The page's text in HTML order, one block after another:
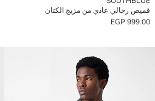
قميص رجالي عادي من مزيج الكتان
999.00 EGP